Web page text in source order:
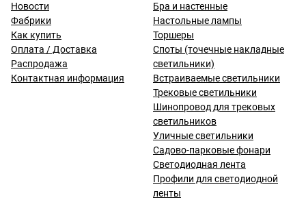
Новости
Фабрики
Как купить
Оплата / Доставка
Распродажа
Контактная информация
Бра и настенные
Настольные лампы
Торшеры
Споты (точечные накладные
светильники)
Встраиваемые светильники
Трековые светильники
Шинопровод для трековых
светильников
Уличные светильники
Садово-парковые фонари
Светодиодная лента
Профили для светодиодной
ленты